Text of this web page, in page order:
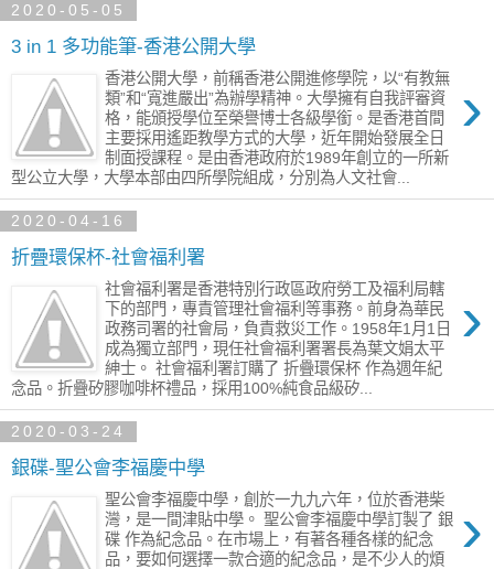
2020-05-05
3 in 1 多功能筆-香港公開大學
›
香港公開大學，前稱香港公開進修學院，以“有教無
類”和“寬進嚴出”為辦學精神。大學擁有自我評審資
格，能頒授學位至榮譽博士各級學銜。是香港首間
主要採用遙距教學方式的大學，近年開始發展全日
制面授課程。是由香港政府於1989年創立的一所新
型公立大學，大學本部由四所學院組成，分別為人文社會...
2020-04-16
折疊環保杯-社會福利署
›
社會福利署是香港特別行政區政府勞工及福利局轄
下的部門，專責管理社會福利等事務。前身為華民
政務司署的社會局，負責救災工作。1958年1月1日
成為獨立部門，現任社會福利署署長為葉文娟太平
紳士。 社會福利署訂購了 折疊環保杯 作為週年紀
念品。折疊矽膠咖啡杯禮品，採用100%純食品級矽...
2020-03-24
銀碟-聖公會李福慶中學
›
聖公會李福慶中學，創於一九九六年，位於香港柴
灣，是一間津貼中學。 聖公會李福慶中學訂製了 銀
碟 作為紀念品。在市場上，有著各種各樣的紀念
品，要如何選擇一款合適的紀念品，是不少人的煩